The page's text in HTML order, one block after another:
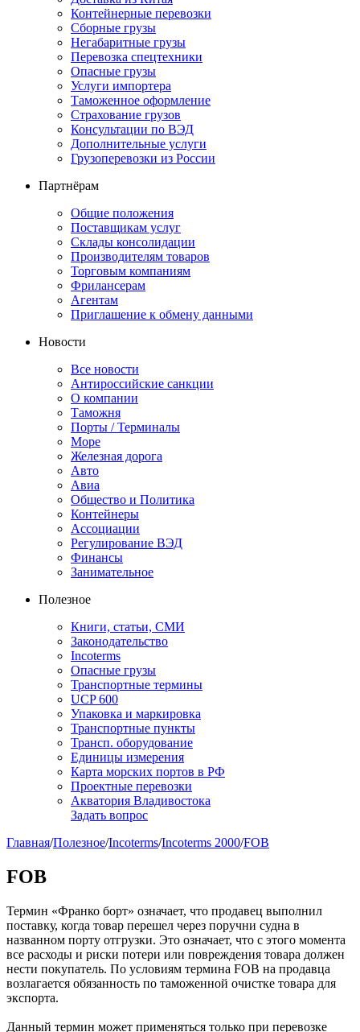
Контейнерные перевозки
Сборные грузы
Негабаритные грузы
Перевозка спецтехники
Опасные грузы
Услуги импортера
Таможенное оформление
Страхование грузов
Консультации по ВЭД
Дополнительные услуги
Грузоперевозки из России
Партнёрам
Общие положения
Поставщикам услуг
Склады консолидации
Производителям товаров
Торговым компаниям
Фрилансерам
Агентам
Приглашение к обмену данными
Новости
Все новости
Антироссийские санкции
О компании
Таможня
Порты / Терминалы
Море
Железная дорога
Авто
Авиа
Общество и Политика
Контейнеры
Ассоциации
Регулирование ВЭД
Финансы
Занимательное
Полезное
Книги, статьи, СМИ
Законодательство
Incoterms
Опасные грузы
Транспортные термины
UCP 600
Упаковка и маркировка
Транспортные пункты
Трансп. оборудование
Единицы измерения
Карта морских портов в РФ
Проектные перевозки
Акватория Владивостока
Задать вопрос
Главная/Полезное/Incoterms/Incoterms 2000/FOB
FOB
Термин «Франко борт» означает, что продавец выполнил
поставку, когда товар перешел через поручни судна в
названном порту отгрузки. Это означает, что с этого момента
все расходы и риски потери или повреждения товара должен
нести покупатель. По условиям термина FOB на продавца
возлагается обязанность по таможенной очистке товара для
экспорта.
Данный термин может применяться только при перевозке